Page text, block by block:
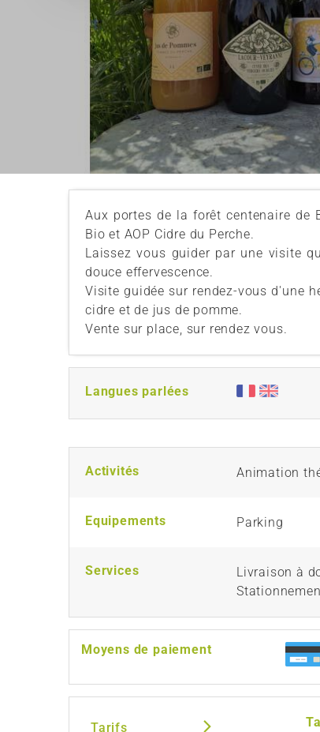
Aux portes de la forêt centenaire de
Bio et AOP Cidre du Perche.
Laissez vous guider par une visite
douce effervescence.
Visite guidée sur rendez-vous d'une
cidre et de jus de pomme.
Vente sur place, sur rendez vous.
Langues parlées
Activités Animation
Equipements Parking
Services
Livraison à
Moyens de paiement
Tarifs